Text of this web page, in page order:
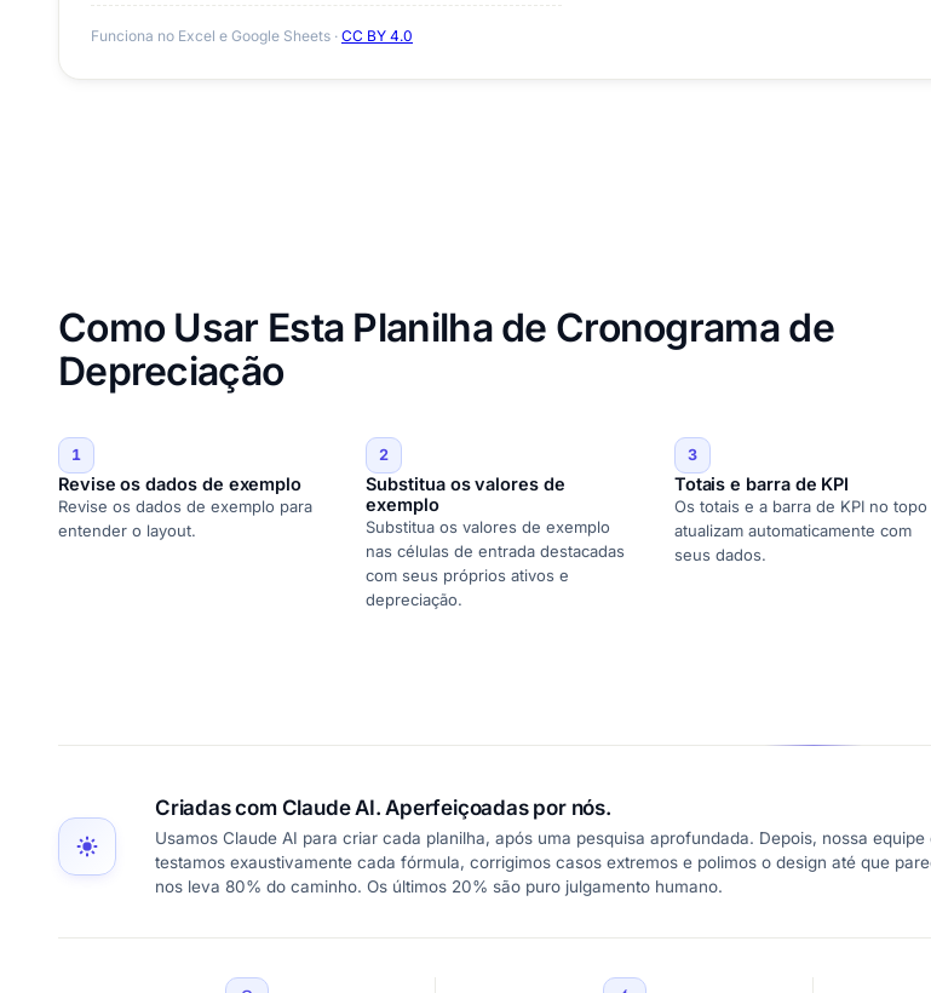
Funciona no Excel e Google Sheets · CC BY 4.0
Como Usar Esta Planilha de Cronograma de
Depreciação
1
Revise os dados de exemplo
Revise os dados de exemplo para
entender o layout.
2
Substitua os valores de
exemplo
Substitua os valores de exemplo
nas células de entrada destacadas
com seus próprios ativos e
depreciação.
3
Totais e barra de KPI
Os totais e a barra de KPI no topo
atualizam automaticamente com
seus dados.
Criadas com Claude AI. Aperfeiçoadas por nós.
Usamos Claude AI para criar cada planilha, após uma pesquisa aprofundada. Depois, nossa
testamos exaustivamente cada fórmula, corrigimos casos extremos e polimos o design até que
nos leva 80% do caminho. Os últimos 20% são puro julgamento humano.